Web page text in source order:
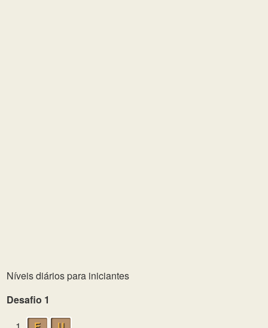
Níveis diários para iniciantes
Desafio 1